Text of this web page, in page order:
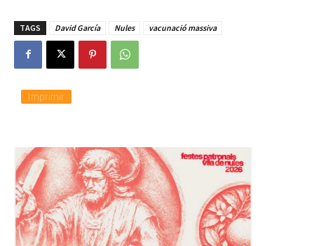
TAGS David García Nules vacunació massiva
Imprimir